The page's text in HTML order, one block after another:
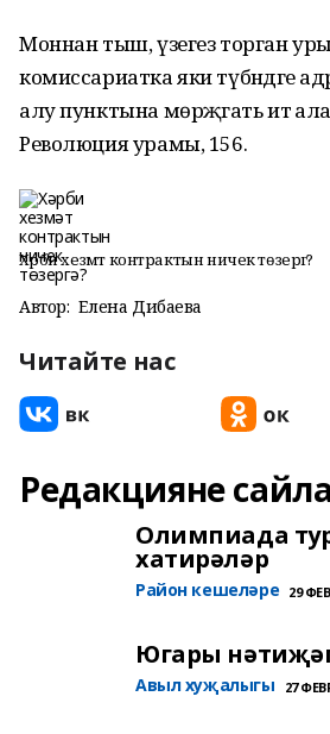
Моннан тыш, үзегез торган
комиссариатка яки түбәндәге
алу пунктына мөрәҗәгать итә
Революция урамы, 156.
Хәрби хезмәт контрактын ничек төзергә?
Автор: Елена Дибаева
Читайте нас
Редакцияне
Олимпиада
хатирәләр
Район кешеләре 29
Югары
Авыл хуҗалыгы 27